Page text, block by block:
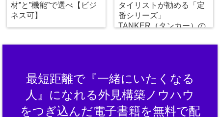
材”と”機能”で選べ【ビジ
ネス可】
タイリストが勧める「定
番シリーズ」
TANKER（タンカー）の
最短距離で『一緒にいたくなる
人』になれる外見構築ノウハウ
をつぎ込んだ電子書籍を無料で配